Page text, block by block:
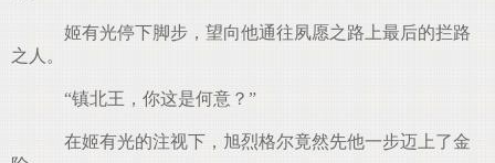
姬有光停下脚步，望向他通往夙愿之路上最后的拦路
之人。
“镇北王，你这是何意？”
在姬有光的注视下，旭烈格尔竟然先他一步迈上了金